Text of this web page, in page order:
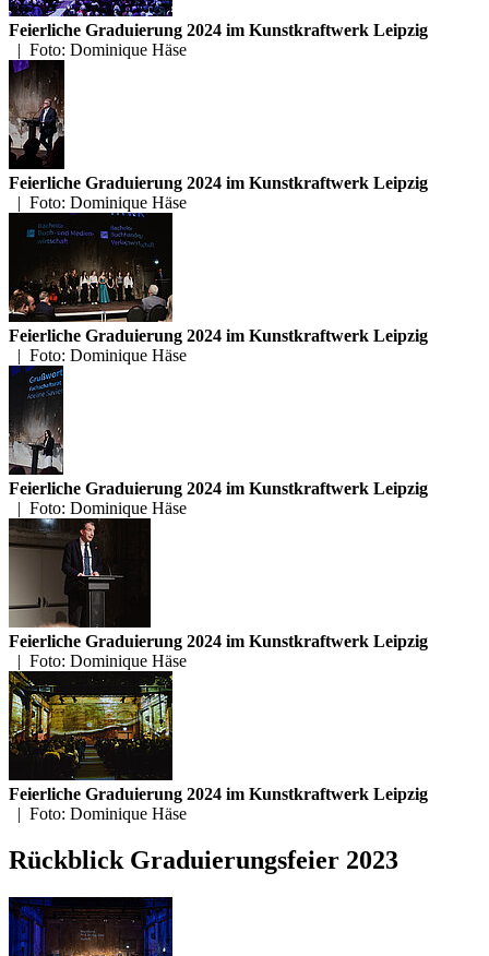
Feierliche Graduierung 2024 im Kunstkraftwerk Leipzig
| Foto: Dominique Häse
Feierliche Graduierung 2024 im Kunstkraftwerk Leipzig
| Foto: Dominique Häse
Feierliche Graduierung 2024 im Kunstkraftwerk Leipzig
| Foto: Dominique Häse
Feierliche Graduierung 2024 im Kunstkraftwerk Leipzig
| Foto: Dominique Häse
Feierliche Graduierung 2024 im Kunstkraftwerk Leipzig
| Foto: Dominique Häse
Feierliche Graduierung 2024 im Kunstkraftwerk Leipzig
| Foto: Dominique Häse
Rückblick Graduierungsfeier 2023